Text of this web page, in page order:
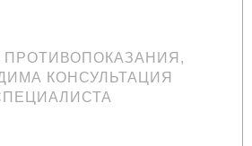
КОНСУЛЬТАЦИЯ